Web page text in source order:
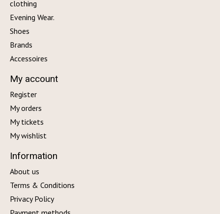
clothing
Evening Wear.
Shoes
Brands
Accessoires
My account
Register
My orders
My tickets
My wishlist
Information
About us
Terms & Conditions
Privacy Policy